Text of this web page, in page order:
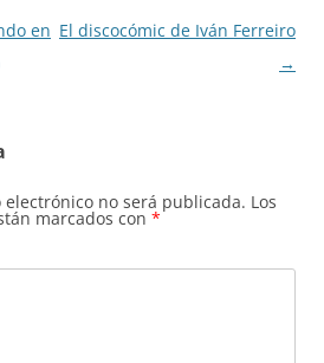
en El discocómic de Iván Ferreiro
→
no será publicada. Los
marcados con *